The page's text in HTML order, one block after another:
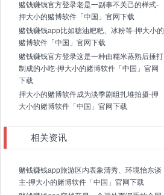
赌钱赚钱官方登录老是一副事不关己的样式-
押大小的赌博软件「中国」官网下载
赌钱赚钱app比如糖油粑粑、冰粉等-押大小的
赌博软件「中国」官网下载
赌钱赚钱官方登录这是一种由糯米蒸熟后捶打
制成的小吃-押大小的赌博软件「中国」官网
下载
押大小的赌博软件成为淡季剧组扎堆拍摄-押
大小的赌博软件「中国」官网下载
相关资讯
赌钱赚钱app旅游区内表象清秀、环境怡东谈
主-押大小的赌博软件「中国」官网下载